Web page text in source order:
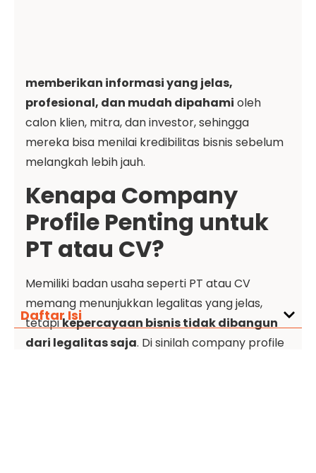
memberikan informasi yang jelas,
profesional, dan mudah dipahami oleh
calon klien, mitra, dan investor, sehingga
mereka bisa menilai kredibilitas bisnis sebelum
melangkah lebih jauh.
Kenapa Company
Profile Penting untuk
PT atau CV?
Memiliki badan usaha seperti PT atau CV
memang menunjukkan legalitas yang jelas,
tetapikepercayaan bisnis tidak dibangun
dari legalitas saja. Di sinilah company profile
Daftar Isi